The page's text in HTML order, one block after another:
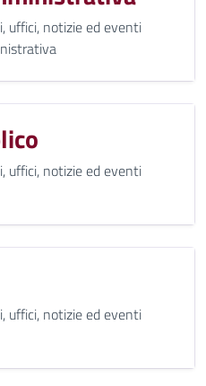
uffici, notizie ed eventi
uffici, notizie ed eventi
uffici, notizie ed eventi